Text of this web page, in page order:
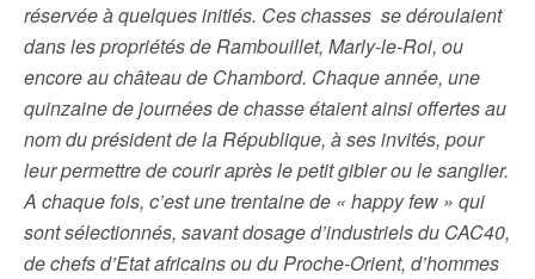
réservée à quelques initiés. Ces chasses se déroulaient
dans les propriétés de Rambouillet, Marly-le-Roi, ou
encore au château de Chambord. Chaque année, une
quinzaine de journées de chasse étaient ainsi offertes au
nom du président de la République, à ses invités, pour
leur permettre de courir après le petit gibier ou le sanglier.
A chaque fois, c’est une trentaine de « happy few » qui
sont sélectionnés, savant dosage d’industriels du CAC40,
de chefs d’Etat africains ou du Proche-Orient, d’hommes